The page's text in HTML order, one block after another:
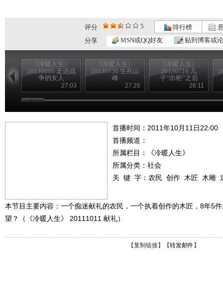
评分 5 排行榜
分享
MSN或QQ好友 贴到博客或
《冷暖人生》
20130806 走进战
争的女人
27:03
《冷暖人生》
20130730 生死山
峰
27:26
《冷暖人生》
20130716 儿
子“出柜”之后
26:11
首播时间：2011年10月11日22:00
首播频道：
所属栏目：
《冷暖人生》
所属分类：社会
关 键 字： 农民 创作 木匠 木雕
本节目主要内容：一个痴迷献礼的农民，一个执着创作的木匠，8年5
望？（《冷暖人生》 20111011 献礼）
【复制链接】【转发邮件 】